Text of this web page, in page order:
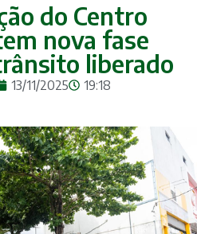
do Centro
nova fase
liberado
13/11/2025 19:18